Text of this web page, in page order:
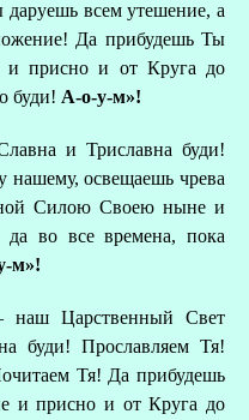
всем утешение, а
Да прибудешь Ты
и присно и от Круга до
буди! А-о-у-м»!
и Триславна буди!
освещаешь чрева
Силою Своею ныне и
во все времена, пока
м»!
наш Царственный Свет
буди! Прославляем Тя!
Тя! Да прибудешь
и присно и от Круга до